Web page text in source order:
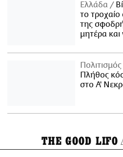
Ελλάδα
το τροχαίο
της
μητέρα και
Πολιτισμός
Πλήθος
στο Α'
THE GOOD LIFO